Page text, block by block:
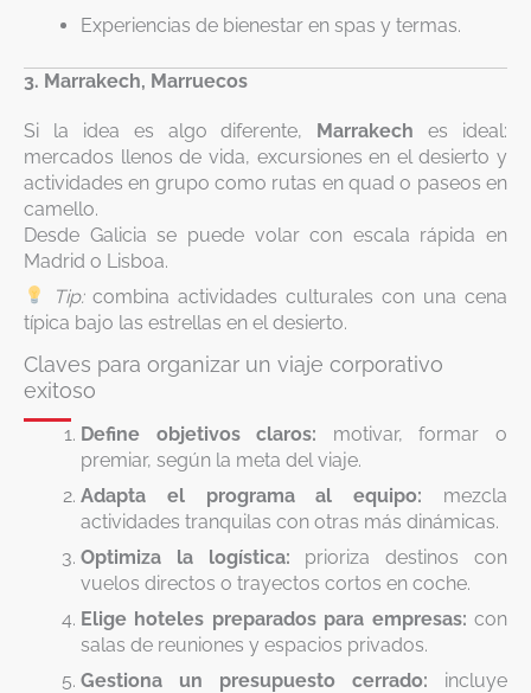
Experiencias de bienestar en spas y termas.
3. Marrakech, Marruecos
Si la idea es algo diferente, Marrakech es ideal:
mercados llenos de vida, excursiones en el desierto y
actividades en grupo como rutas en quad o paseos en
camello.
Desde Galicia se puede volar con escala rápida en
Madrid o Lisboa.
Tip:combina actividades culturales con una cena
típica bajo las estrellas en el desierto.
Claves para organizar un viaje corporativo
exitoso
Define objetivos claros: motivar, formar o
premiar, según la meta del viaje.
Adapta el programa al equipo: mezcla
actividades tranquilas con otras más dinámicas.
Optimiza la logística: prioriza destinos con
vuelos directos o trayectos cortos en coche.
Elige hoteles preparados para empresas: con
salas de reuniones y espacios privados.
Gestiona un presupuesto cerrado: incluye